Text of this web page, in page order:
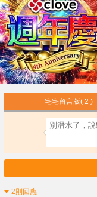
宅宅留言版( 2 )
2則回應